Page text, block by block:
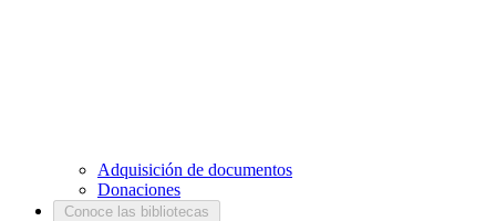
Adquisición de documentos
Donaciones
Conoce las bibliotecas